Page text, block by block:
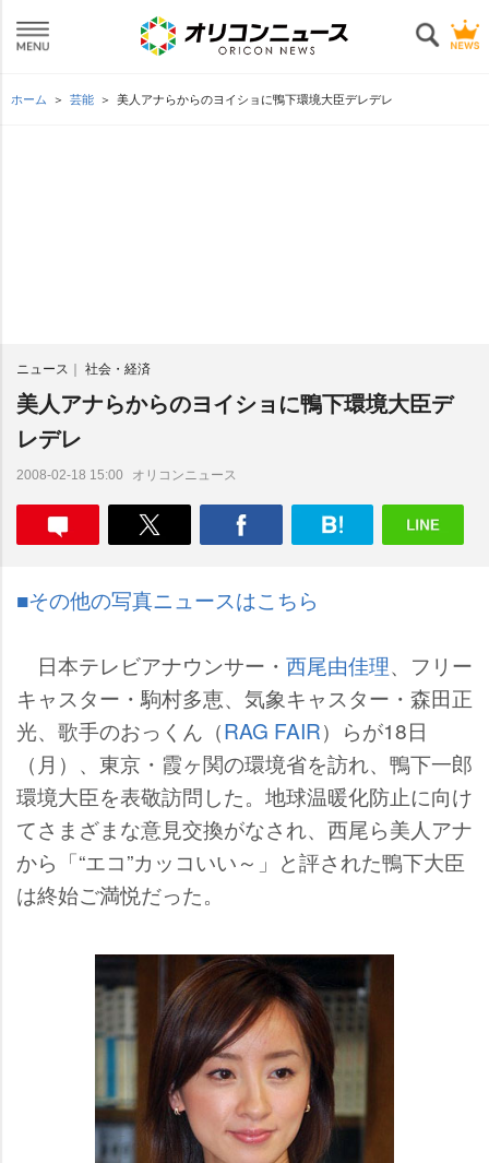
ホーム 芸能 美人アナらからのヨイショに鴨下環境大臣デレデレ
ニュース 社会・経済
美人アナらからのヨイショに鴨下環境大臣デ
レデレ
2008-02-18 15:00 オリコンニュース
■その他の写真ニュースはこちら
日本テレビアナウンサー・ 西尾由佳理、フリー
キャスター・駒村多恵、気象キャスター・森田正
光、歌手のおっくん（RAG FAIR）らが18日
（月）、東京・霞ヶ関の環境省を訪れ、鴨下一郎
環境大臣を表敬訪問した。地球温暖化防止に向け
てさまざまな意見交換がなされ、西尾ら美人アナ
から「“エコ”カッコいい～」と評された鴨下大臣
は終始ご満悦だった。